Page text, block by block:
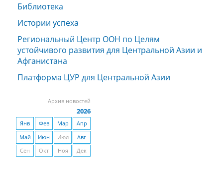
Библиотека
Истории успеха
Региональный Центр ООН по Целям
устойчивого развития для Центральной Азии и
Афганистана
Платформа ЦУР для Центральной Азии
Архив новостей
2026
Янв Фев Мар
Апр
Май
Июн Июл
Авг
Сен
Окт Ноя Дек